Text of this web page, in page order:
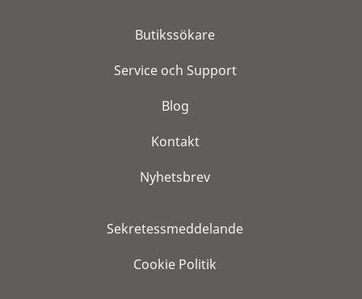
Butikssökare
Service och Support
Blog
Kontakt
Nyhetsbrev
Sekretessmeddelande
Cookie Politik